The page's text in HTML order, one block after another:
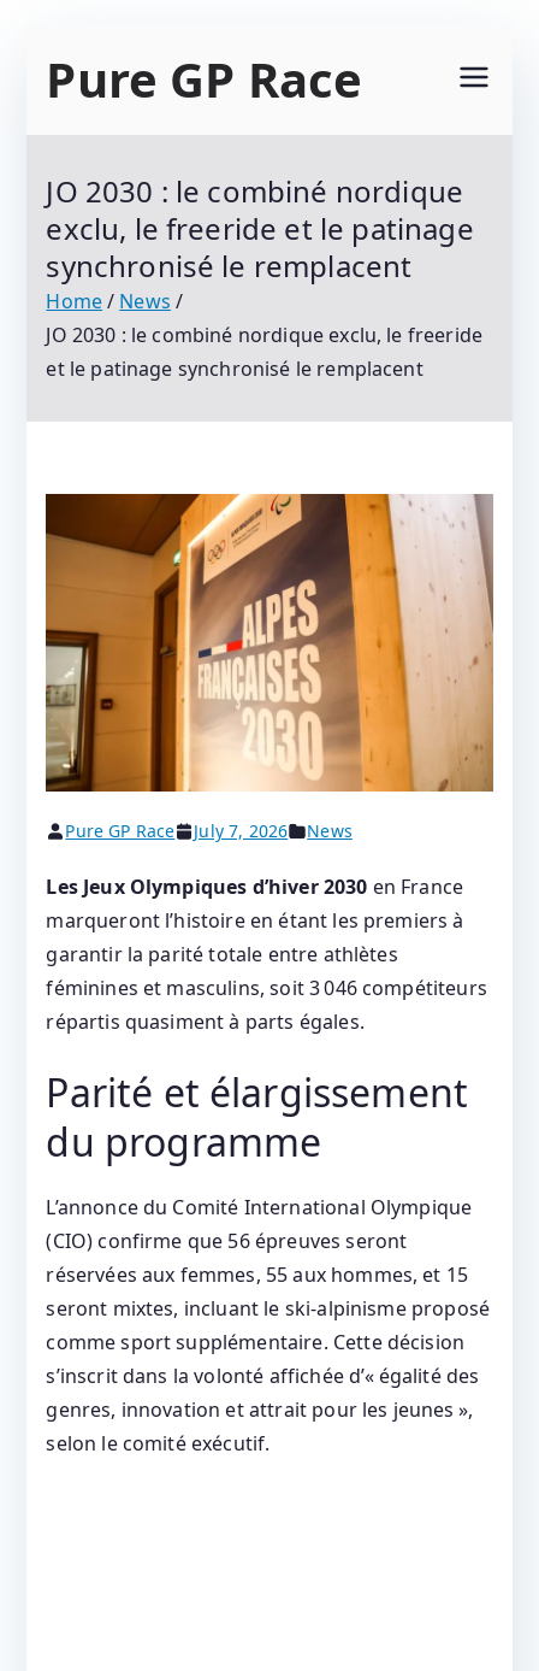
Pure GP Race
Tous Les Protagonistes Du Motocyclisme.
Résultats Et Classements
JO 2030 : le combiné nordique
exclu, le freeride et le patinage
synchronisé le remplacent
Home
News
JO 2030 : le combiné nordique exclu, le freeride
et le patinage synchronisé le remplacent
Pure GP Race July 7, 2026 News
Les Jeux Olympiques d’hiver 2030 en France
marqueront l’histoire en étant les premiers à
garantir la parité totale entre athlètes
féminines et masculins, soit 3 046 compétiteurs
répartis quasiment à parts égales.
Parité et élargissement
du programme
L’annonce du Comité International Olympique
(CIO) confirme que 56 épreuves seront
réservées aux femmes, 55 aux hommes, et 15
seront mixtes, incluant le ski‑alpinisme proposé
comme sport supplémentaire. Cette décision
s’inscrit dans la volonté affichée d’« égalité des
genres, innovation et attrait pour les jeunes »,
selon le comité exécutif.